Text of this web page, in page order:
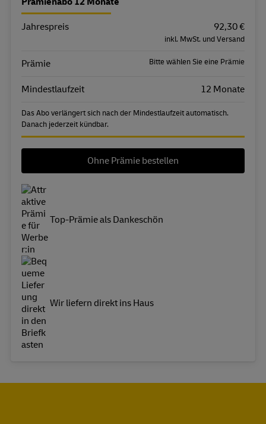
Eigenschaft
Jahrespreis 92,30 €
inkl. MwSt. und Versand
Prämie Bitte wählen Sie eine Prämie
Mindestlaufzeit 12 Monate
Das Abo verlängert sich nach der Mindestlaufzeit automatisch.
Danach jederzeit kündbar.
Ohne Prämie bestellen
Top-Prämie als Dankeschön
Wir liefern direkt ins Haus